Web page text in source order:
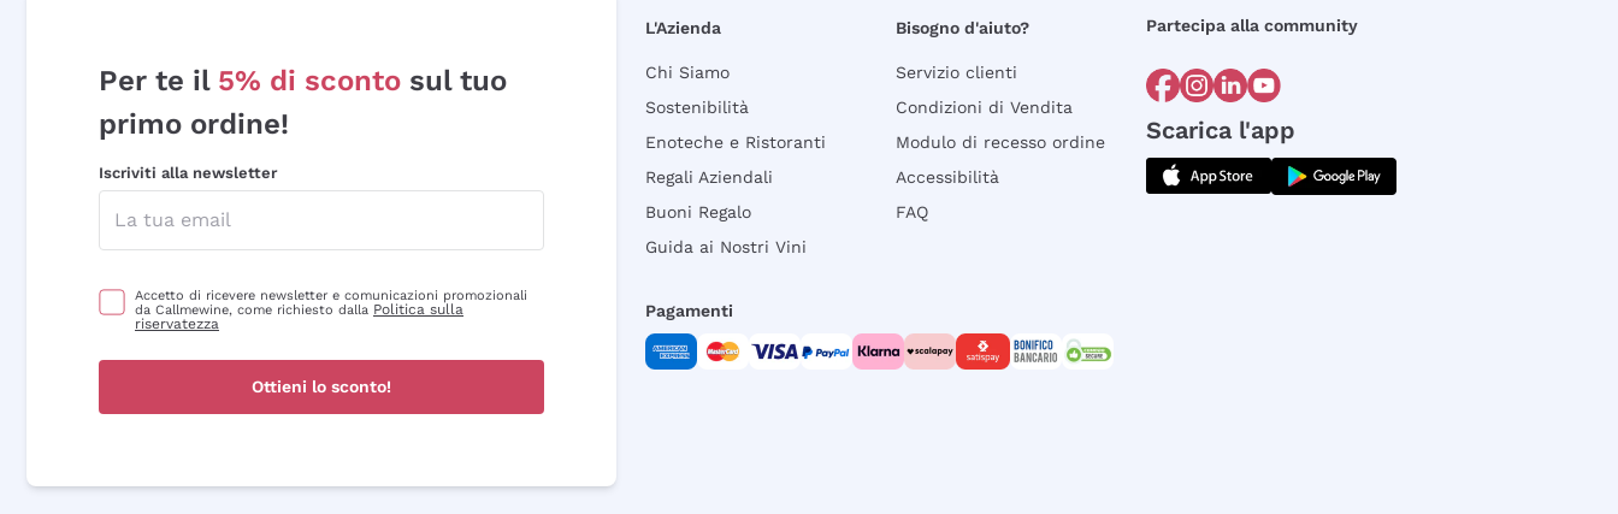
Per te il 5% di sconto sul tuo
primo ordine!
Iscriviti alla newsletter
Accetto di ricevere newsletter e comunicazioni promozionali
da Callmewine, come richiesto dalla Politica sulla
riservatezza
Ottieni lo sconto!
L'Azienda
Chi Siamo
Sostenibilità
Enoteche e Ristoranti
Regali Aziendali
Buoni Regalo
Guida ai Nostri Vini
Bisogno d'aiuto?
Servizio clienti
Condizioni di Vendita
Modulo di recesso ordine
Accessibilità
FAQ
Partecipa alla community
Scarica l'app
Pagamenti